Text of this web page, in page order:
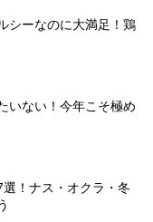
シーなのに大満足！鶏
いない！今年こそ極め
！ナス・オクラ・冬